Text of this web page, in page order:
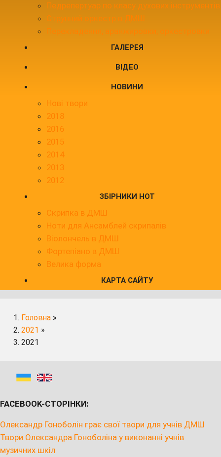
Педрепертуар по класу духових інструментів
Струнний оркестр в ДМШ
Перекладення, аранжировки, оркестровки
ГАЛЕРЕЯ
ВІДЕО
НОВИНИ
Нові твори
2018
2016
2015
2014
2013
2012
ЗБІРНИКИ НОТ
Скрипка в ДМШ
Ноти для Ансамблей скрипалів
Віолончель в ДМШ
Фортепіано в ДМШ
Велика форма
КАРТА САЙТУ
Головна»
2021 »
2021
FACEBOOK-СТОРІНКИ:
Олександр Гоноболін грає свої твори для учнів ДМШ
Твори Олександра Гоноболіна у виконанні учнів
музичних шкіл